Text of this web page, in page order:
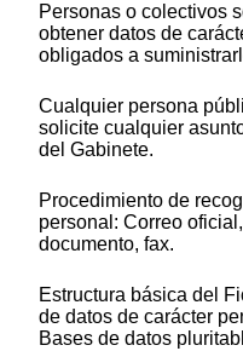
Personas o colectivos
obtener datos de
obligados a
Cualquier persona
solicite cualquier
del Gabinete.
Procedimiento de
personal: Correo
documento, fax.
Estructura básica del
de datos de carácter
Bases de datos